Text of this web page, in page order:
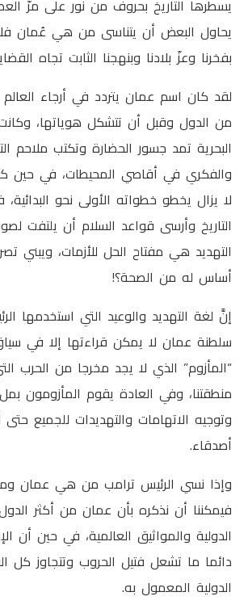
يسطرها التاريخ بحروف من نور على مرّ
يحاول البعض أن يتناسى من هي عُمان
بفخرنا وعزّ بلادنا وبنهجنا الثابت تجاه
لقد كان اسم عمان يتردد في أرجاء
من الدول وقبل أن تتشكل هوياتها، وكانت
البحرية تمد جسور الحضارة وتكتب ملاحم
والفكري في أقاصي المحيطات، في حين
لا يزال يخطو خطواته الأولى نحو
التاريخ وأرسى قواعد السلام أن يلتفت
التهديد هي مفتاح الحل للأزمات، ويبني
أساس له من الصحة؟!
إنَّ لغة التهديد والوعيد التي استخدمها
سلطنة عمان لا يمكن قراءتها إلا في
“المأزوم” الذي لا يجد مخرجا من الحرب
منطقتنا، وفي العادة يقوم المأزومون
وتوجيه الاتهامات والتهديدات للجميع
أصدقاء.
وإذا نسي الرئيس ترامب من هي عمان
فيمكننا أن نذكره بأن عمان من أكثر الدول
الدولية والمواثيق العالمية، في حين أن
دائما ما تشعل فتيل الحروب وتتجاوز كل
الدولية المعمول به.